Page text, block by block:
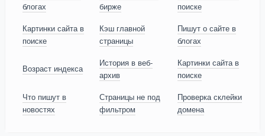
блогах
бирже
поиске
Картинки сайта в
поиске
Кэш главной
страницы
Пишут о сайте в
блогах
Возраст индекса
История в веб-
архив
Картинки сайта в
поиске
Что пишут в
новостях
Страницы не под
фильтром
Проверка склейки
домена